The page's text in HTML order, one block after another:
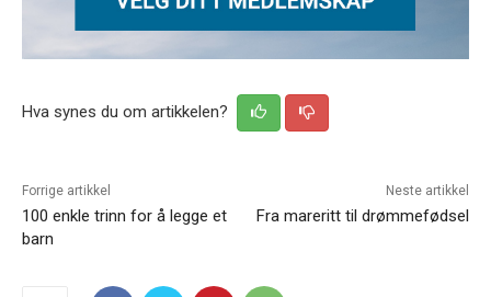
Hva synes du om artikkelen?
Forrige artikkel
100 enkle trinn for å legge et
barn
Neste artikkel
Fra mareritt til drømmefødsel